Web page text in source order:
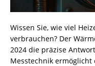
Wissen Sie, wie viel
verbrauchen? Der
2024 die präzise
Messtechnik